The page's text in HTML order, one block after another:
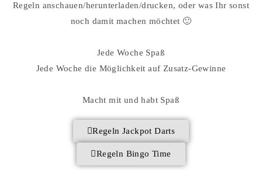
Regeln anschauen/herunterladen/drucken, oder was Ihr sonst
noch damit machen möchtet 🙂
Jede Woche Spaß
Jede Woche die Möglichkeit auf Zusatz-Gewinne
Macht mit und habt Spaß
Regeln Jackpot Darts
Regeln Bingo Time